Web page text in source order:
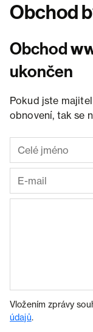
Obchod
Obchod
ukončen
Pokud jste
obnovení, tak se
Vložením zprávy
údajů.